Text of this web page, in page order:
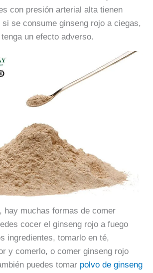
con presión arterial alta tienen
se consume ginseng rojo a ciegas,
un efecto adverso.
hay muchas formas de comer
cocer el ginseng rojo a fuego
ingredientes, tomarlo en té,
y comerlo, o comer ginseng rojo
puedes tomar polvo de ginseng